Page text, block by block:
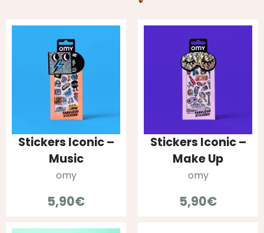
Stickers Iconic –
Music
omy
5,90€
Stickers Iconic –
Make Up
omy
5,90€